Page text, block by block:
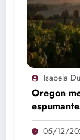
Isabela
Oregon
05/12/